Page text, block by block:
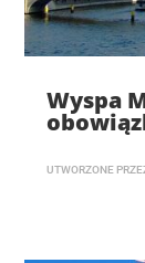
Wyspa
UTWORZONE